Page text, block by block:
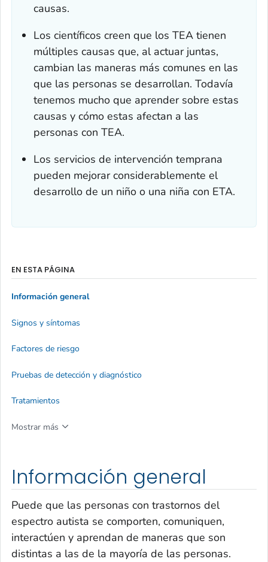
causas.
Los científicos creen que los TEA tienen
múltiples causas que, al actuar juntas,
cambian las maneras más comunes en las
que las personas se desarrollan. Todavía
tenemos mucho que aprender sobre estas
causas y cómo estas afectan a las
personas con TEA.
Los servicios de intervención temprana
pueden mejorar considerablemente el
desarrollo de un niño o una niña con ETA.
Información general
Puede que las personas con trastornos del
espectro autista se comporten, comuniquen,
interactúen y aprendan de maneras que son
distintas a las de la mayoría de las personas.
EN ESTA PÁGINA
Información general
Signos y síntomas
Factores de riesgo
Pruebas de detección y diagnóstico
Tratamientos
Mostrar más